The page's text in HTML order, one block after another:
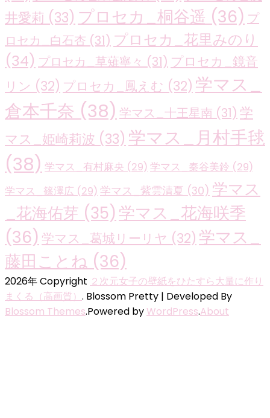
井愛莉 (33) プロセカ_桐谷遥 (36) プ
ロセカ_白石杏 (31) プロセカ_花里みのり
(34) プロセカ_草薙寧々 (31) プロセカ_鏡音
リン (32) プロセカ_鳳えむ (32) 学マス_
倉本千奈 (38) 学マス_十王星南 (31) 学
マス_姫崎莉波 (33) 学マス_月村手毬
(38) 学マス_有村麻央 (29) 学マス_秦谷美鈴 (29)
学マス_篠澤広 (29) 学マス_紫雲清夏 (30) 学マス
_花海佑芽 (35) 学マス_花海咲季
(36) 学マス_葛城リーリヤ (32) 学マス_
藤田ことね (36)
2026年 Copyright ２次元女子の壁紙をひたすら大量に作り
まくる（高画質） . Blossom Pretty | Developed By
Blossom Themes.Powered byWordPress.About